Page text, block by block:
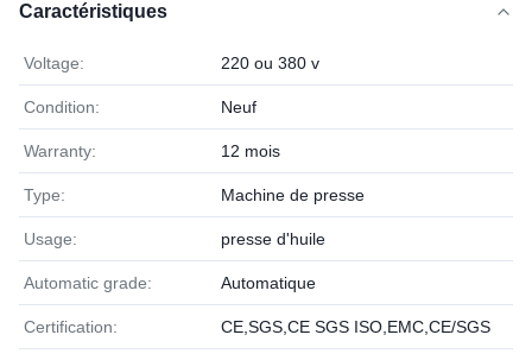
Caractéristiques
Voltage: 220 ou 380 v
Condition: Neuf
Warranty: 12 mois
Type: Machine de presse
Usage: presse d'huile
Automatic grade: Automatique
Certification: CE,SGS,CE SGS ISO,EMC,CE/SGS